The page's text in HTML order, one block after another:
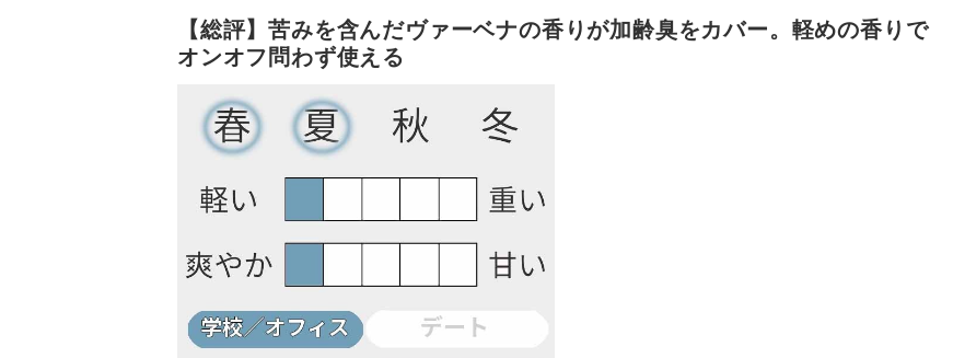
西海友梨恵（Yurie Nishiumi）のプロフィール
【総評】苦みを含んだヴァーベナの香りが加齢臭をカバー。軽めの香りで
オンオフ問わず使える